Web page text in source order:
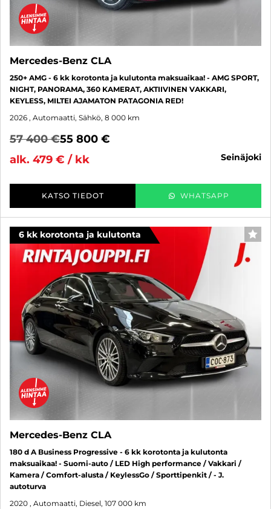
Mercedes-Benz CLA
250+ AMG - 6 kk korotonta ja kulutonta maksuaikaa! - AMG SPORT,
NIGHT, PANORAMA, 360 KAMERAT, AKTIIVINEN VAKKARI,
KEYLESS, MILTEI AJAMATON PATAGONIA RED!
2026 , Automaatti, Sähkö, 8 000 km
57 400 €55 800 €
alk. 479 € / kk
seinäjoki
KATSO TIEDOT WHATSAPP
6 kk korotonta ja kulutonta
Mercedes-Benz CLA
180 d A Business Progressive - 6 kk korotonta ja kulutonta
maksuaikaa! - Suomi-auto / LED High performance / Vakkari /
Kamera / Comfort-alusta / KeylessGo / Sporttipenkit / - J.
autoturva
2020 , Automaatti, Diesel, 107 000 km